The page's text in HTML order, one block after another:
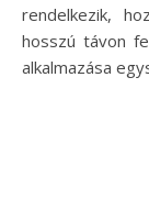
rendelkezik,
hosszú távon
alkalmazása